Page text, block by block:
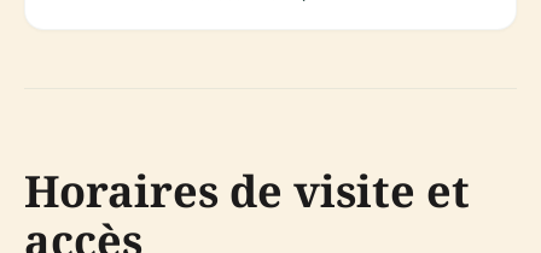
Horaires de visite et
accès